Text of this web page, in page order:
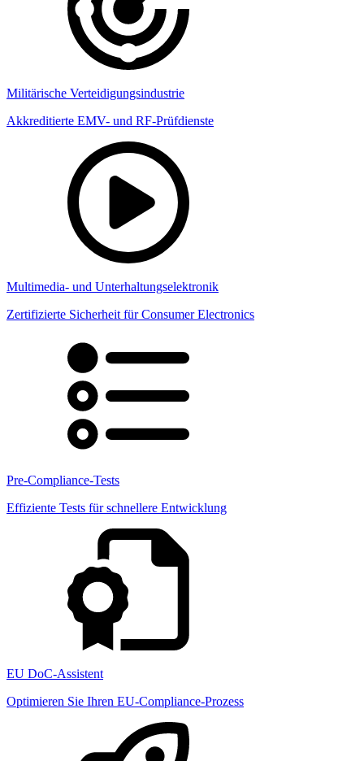
Militärische Verteidigungsindustrie
Akkreditierte EMV- und RF-Prüfdienste
Multimedia- und Unterhaltungselektronik
Zertifizierte Sicherheit für Consumer Electronics
Pre-Compliance-Tests
Effiziente Tests für schnellere Entwicklung
EU DoC-Assistent
Optimieren Sie Ihren EU-Compliance-Prozess